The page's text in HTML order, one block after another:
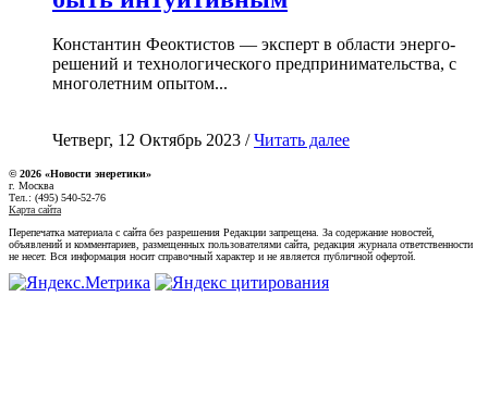
Константин Феоктистов — эксперт в области энерго-
решений и технологического предпринимательства, с
многолетним опытом...
Четверг, 12 Октябрь 2023 /Читать далее
© 2026 «Новости энеретики»
г. Москва
Тел.: (495) 540-52-76
Карта сайта
Перепечатка материала с сайта без разрешения Редакции запрещена. За содержание новостей,
объявлений и комментариев, размещенных пользователями сайта, редакция журнала ответственности
не несет. Вся информация носит справочный характер и не является публичной офертой.